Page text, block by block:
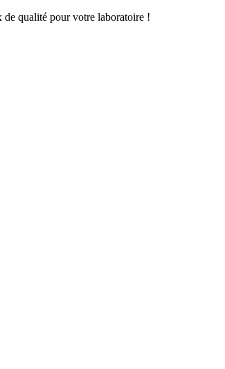
de qualité pour votre laboratoire !